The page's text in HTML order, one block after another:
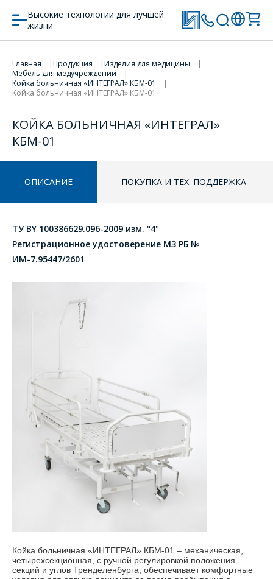
Высокие технологии для лучшей
жизни
Главная Продукция
Изделия для медицины
Мебель для медучреждений
Койка больничная «ИНТЕГРАЛ» КБМ-01
Койка больничная «ИНТЕГРАЛ» КБМ-01
КОЙКА БОЛЬНИЧНАЯ «ИНТЕГРАЛ»
КБМ-01
ОПИСАНИЕ ПОКУПКА И ТЕХ. ПОДДЕРЖКА
ТУ BY 100386629.096-2009 изм. "4"
Регистрационное удостоверение МЗ РБ №
ИМ-7.95447/2601
Койка больничная «ИНТЕГРАЛ» КБМ-01 – механическая,
четырехсекционная, с ручной регулировкой положения
секций и углов Тренделенбурга, обеспечивает комфортные
ПЕРЕЙТИ В КОРЗИНУ
ПРОДОЛЖИТЬ ПОКУПКИ